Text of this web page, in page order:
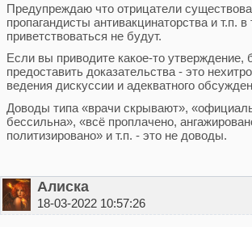
Предупреждаю что отрицатели
пропагандисты антивакцинаторства и т.п. в
приветствоваться не будут.
Если вы приводите какое-то утверждение,
предоставить доказательства - это
ведения дискуссии и адекватного
Доводы типа «врачи скрывают»,
бессильна», «всё проплачено,
политизировано» и т.п. - это не доводы.
Алиска
18-03-2022 10:57:26